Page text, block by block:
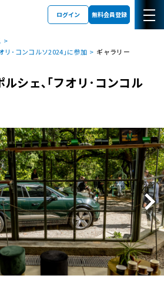
ログイン 無料会員登録
リ･コンコルソ2024｣に参加
ギャラリー
シェ､｢フオリ･コンコル